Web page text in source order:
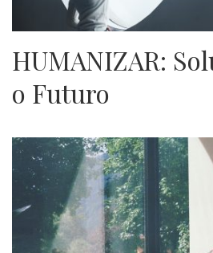
HUMANIZAR:
o Futuro